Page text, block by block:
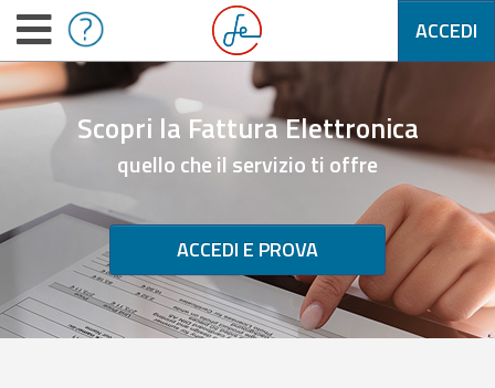
ACCEDI
Scopri la Fattura Elettronica
quello che il servizio ti offre
ACCEDI E PROVA